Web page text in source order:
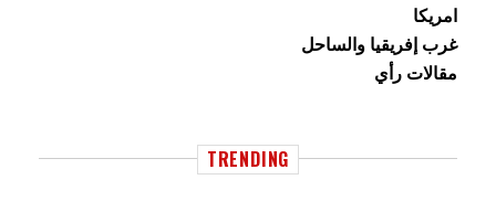
امريكا
غرب إفريقيا والساحل
مقالات رأي
TRENDING